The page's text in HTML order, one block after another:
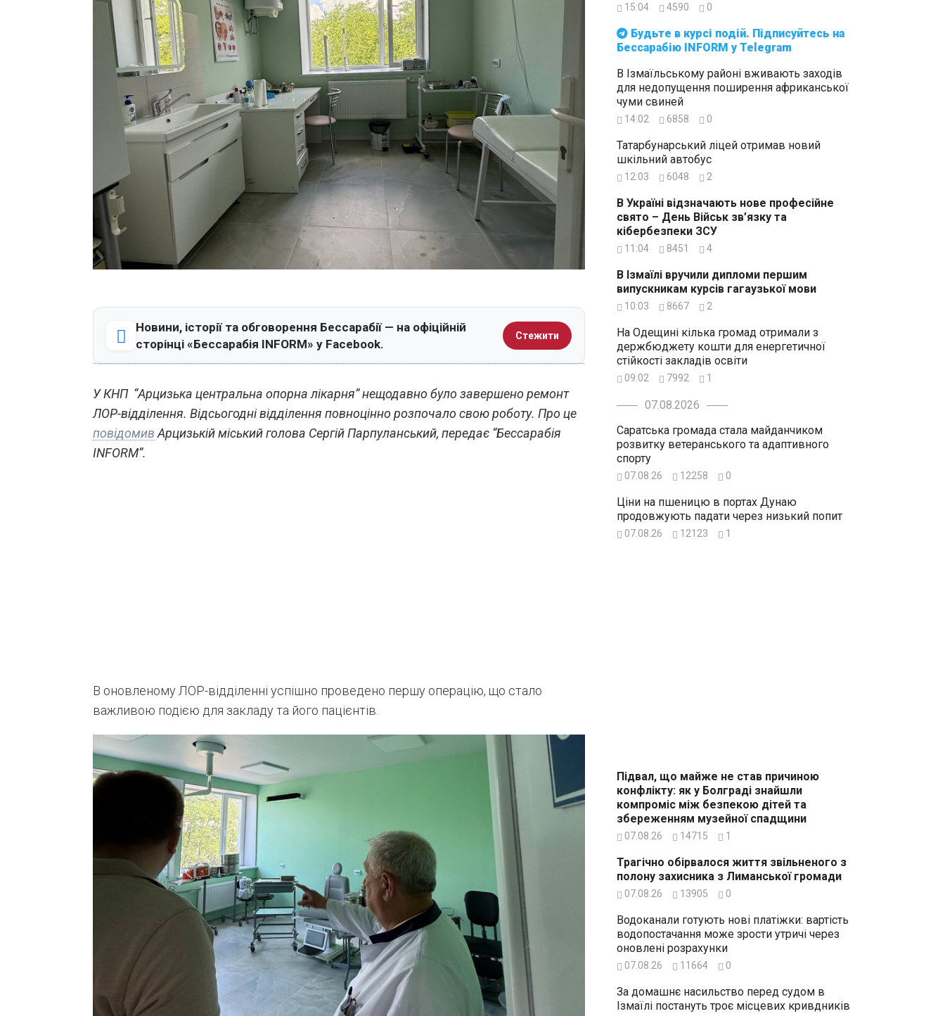
Новини, історії та обговорення Бессарабії — на офіційній
сторінці «Бессарабія INFORM» у Facebook.
Стежити
У КНП “Арцизька центральна опорна лікарня” нещодавно було завершено ремонт
ЛОР-відділення. Відсьогодні відділення повноцінно розпочало свою роботу. Про це
повідомив Арцизькій міський голова Сергій Парпуланський, передає “Бессарабія
INFORM”.
В оновленому ЛОР-відділенні успішно проведено першу операцію, що стало
важливою подією для закладу та його пацієнтів.
Бессарабію INFORM у Telegram
15:04 4590 0
В Ізмаїльському районі вживають заходів
для недопущення поширення африканської
чуми свиней
14:02 6858 0
Татарбунарський ліцей отримав новий
шкільний автобус
12:03 6048 2
В Україні відзначають нове професійне
свято – День Військ зв’язку та
кібербезпеки ЗСУ
11:04 8451 4
В Ізмаїлі вручили дипломи першим
випускникам курсів гагаузької мови
10:03 8667 2
На Одещині кілька громад отримали з
держбюджету кошти для енергетичної
стійкості закладів освіти
09:02 7992 1
07.08.2026
Саратська громада стала майданчиком
розвитку ветеранського та адаптивного
спорту
07.08.26 12258 0
Ціни на пшеницю в портах Дунаю
продовжують падати через низький попит
07.08.26 12123 1
Підвал, що майже не став причиною
конфлікту: як у Болграді знайшли
компроміс між безпекою дітей та
збереженням музейної спадщини
07.08.26 14715 1
Трагічно обірвалося життя звільненого з
полону захисника з Лиманської громади
07.08.26 13905 0
Водоканали готують нові платіжки: вартість
водопостачання може зрости утричі через
оновлені розрахунки
07.08.26 11664 0
За домашнє насильство перед судом в
Ізмаїлі постануть троє місцевих кривдників